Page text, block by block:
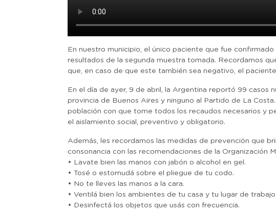
En nuestro municipio, el único paciente que fue
resultados de la segunda muestra tomada. Recordamos
que, en caso de que este también sea negativo, el
En el día de ayer, 9 de abril, la Argentina reportó 99 casos
provincia de Buenos Aires y ninguno al Partido de La
población con que tome todos los recaudos necesarios y
el aislamiento social, preventivo y obligatorio.
Además, les recordamos las medidas de prevención que
consonancia con las recomendaciones de la Organización
• Lavate bien las manos con jabón o alcohol en gel.
• Tosé o estornudá sobre el pliegue de tu codo.
• No te lleves las manos a la cara.
• Ventilá bien los ambientes de tu casa y tu lugar de trabajo.
• Desinfectá los objetos que usás con frecuencia.